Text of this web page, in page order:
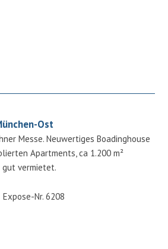
Ost
Messe. Neuwertiges Boadinghouse
Apartments, ca 1.200 m²
vermietet.
Nr. 6208